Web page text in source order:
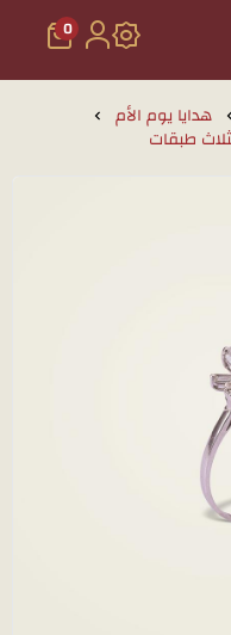
0
هدايا يوم الأم